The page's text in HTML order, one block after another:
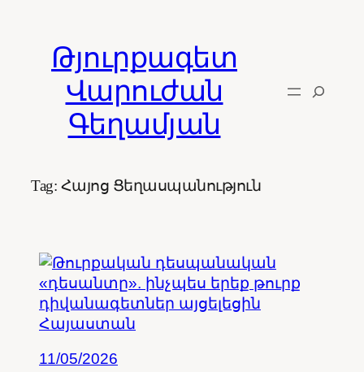
contentԹյուրքագետ
Վարուժան
Գեղամյան
Tag: Հայոց Ցեղասպանություն
11/05/2026